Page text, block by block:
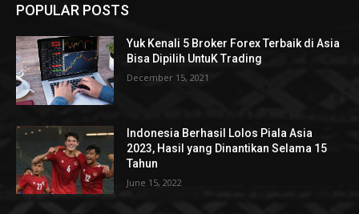
POPULAR POSTS
Yuk Kenali 5 Broker Forex Terbaik di Asia
Bisa Dipilih UntuK Trading
December 15, 2021
Indonesia Berhasil Lolos Piala Asia
2023, Hasil yang Dinantikan Selama 15
Tahun
June 15, 2022